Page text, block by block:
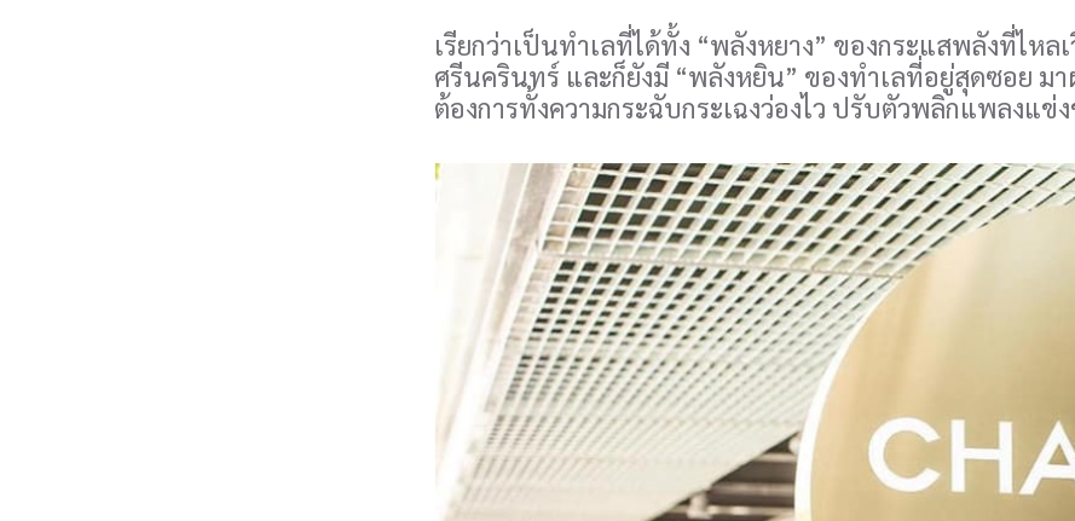
เรียกว่าเป็นทำเลที่ได้ทั้ง “พลังหยาง” ของกระแสพลังที่ไห
ศรีนครินทร์ และก็ยังมี “พลังหยิน” ของทำเลที่อยู่สุดซอย ม
ต้องการทั้งความกระฉับกระเฉงว่องไว ปรับตัวพลิกแพลงแข่